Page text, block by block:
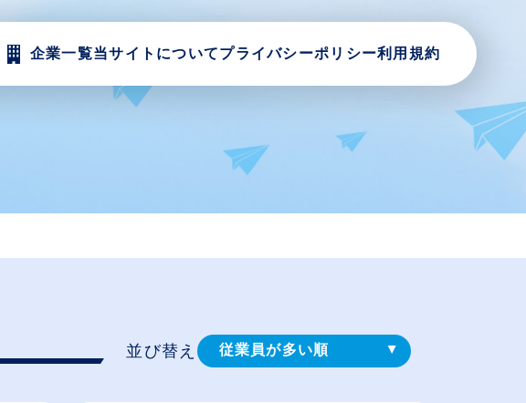
企業一覧当サイトについてプライバシーポリシー利用規約
並び替え 従業員が多い順